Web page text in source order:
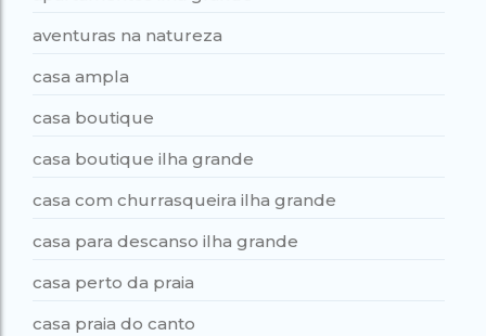
aventuras na natureza
casa ampla
casa boutique
casa boutique ilha grande
casa com churrasqueira ilha grande
casa para descanso ilha grande
casa perto da praia
casa praia do canto